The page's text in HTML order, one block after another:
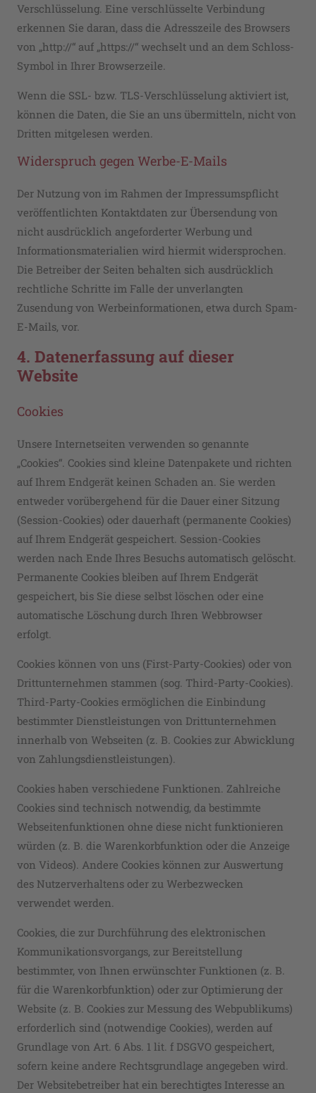
Verschlüsselung. Eine verschlüsselte Verbindung
erkennen Sie daran, dass die Adresszeile des Browsers
von „http://“ auf „https://“ wechselt und an dem Schloss-
Symbol in Ihrer Browserzeile.
Wenn die SSL- bzw. TLS-Verschlüsselung aktiviert ist,
können die Daten, die Sie an uns übermitteln, nicht von
Dritten mitgelesen werden.
Widerspruch gegen Werbe-E-Mails
Der Nutzung von im Rahmen der Impressumspflicht
veröffentlichten Kontaktdaten zur Übersendung von
nicht ausdrücklich angeforderter Werbung und
Informationsmaterialien wird hiermit widersprochen.
Die Betreiber der Seiten behalten sich ausdrücklich
rechtliche Schritte im Falle der unverlangten
Zusendung von Werbeinformationen, etwa durch Spam-
E-Mails, vor.
4. Datenerfassung auf dieser
Website
Cookies
Unsere Internetseiten verwenden so genannte
„Cookies“. Cookies sind kleine Datenpakete und richten
auf Ihrem Endgerät keinen Schaden an. Sie werden
entweder vorübergehend für die Dauer einer Sitzung
(Session-Cookies) oder dauerhaft (permanente Cookies)
auf Ihrem Endgerät gespeichert. Session-Cookies
werden nach Ende Ihres Besuchs automatisch gelöscht.
Permanente Cookies bleiben auf Ihrem Endgerät
gespeichert, bis Sie diese selbst löschen oder eine
automatische Löschung durch Ihren Webbrowser
erfolgt.
Cookies können von uns (First-Party-Cookies) oder von
Drittunternehmen stammen (sog. Third-Party-Cookies).
Third-Party-Cookies ermöglichen die Einbindung
bestimmter Dienstleistungen von Drittunternehmen
innerhalb von Webseiten (z. B. Cookies zur Abwicklung
von Zahlungsdienstleistungen).
Cookies haben verschiedene Funktionen. Zahlreiche
Cookies sind technisch notwendig, da bestimmte
Webseitenfunktionen ohne diese nicht funktionieren
würden (z. B. die Warenkorbfunktion oder die Anzeige
von Videos). Andere Cookies können zur Auswertung
des Nutzerverhaltens oder zu Werbezwecken
verwendet werden.
Cookies, die zur Durchführung des elektronischen
Kommunikationsvorgangs, zur Bereitstellung
bestimmter, von Ihnen erwünschter Funktionen (z. B.
für die Warenkorbfunktion) oder zur Optimierung der
Website (z. B. Cookies zur Messung des Webpublikums)
erforderlich sind (notwendige Cookies), werden auf
Grundlage von Art. 6 Abs. 1 lit. f DSGVO gespeichert,
sofern keine andere Rechtsgrundlage angegeben wird.
Der Websitebetreiber hat ein berechtigtes Interesse an